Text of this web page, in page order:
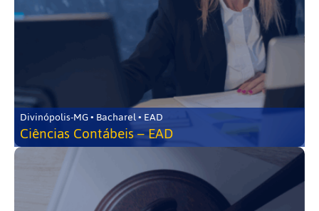
Divinópolis-MG • Bacharel • EAD
Ciências Contábeis – EAD